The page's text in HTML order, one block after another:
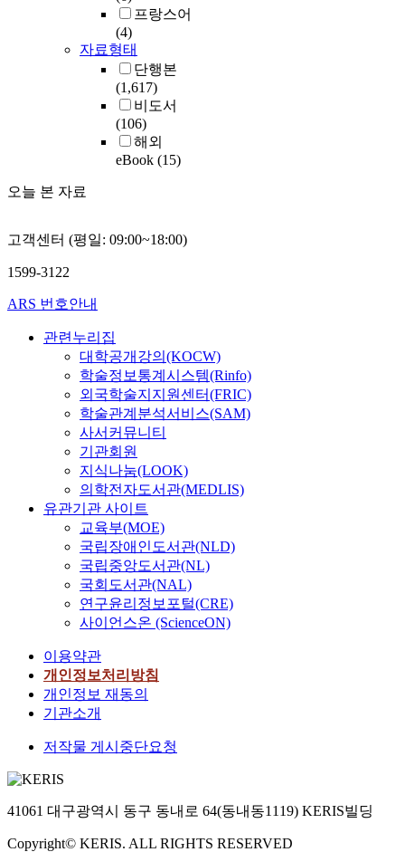
프랑스어
(4)
자료형태
단행본
(1,617)
비도서
(106)
해외
eBook (15)
오늘 본 자료
고객센터 (평일: 09:00~18:00)
1599-3122
ARS 번호안내
관련누리집
대학공개강의(KOCW)
학술정보통계시스템(Rinfo)
외국학술지지원센터(FRIC)
학술관계분석서비스(SAM)
사서커뮤니티
기관회원
지식나눔(LOOK)
의학전자도서관(MEDLIS)
유관기관 사이트
교육부(MOE)
국립장애인도서관(NLD)
국립중앙도서관(NL)
국회도서관(NAL)
연구윤리정보포털(CRE)
사이언스온 (ScienceON)
이용약관
개인정보처리방침
개인정보 재동의
기관소개
저작물 게시중단요청
41061 대구광역시 동구 동내로 64(동내동1119) KERIS빌딩
Copyright© KERIS. ALL RIGHTS RESERVED